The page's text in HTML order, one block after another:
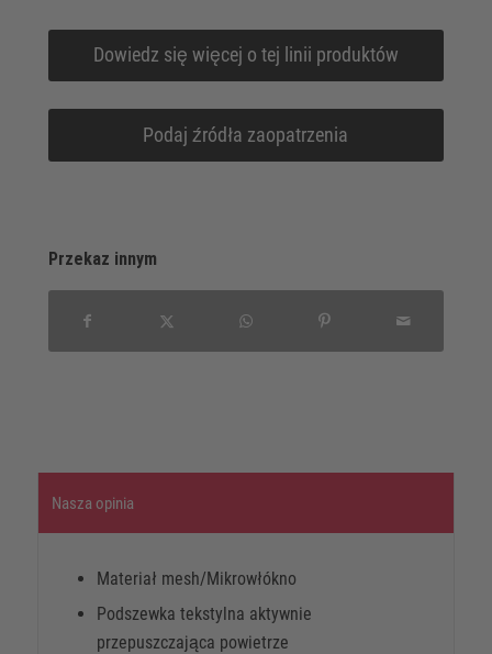
Dowiedz się więcej o tej linii produktów
Podaj źródła zaopatrzenia
Przekaz innym
Nasza opinia
Materiał mesh/Mikrowłókno
Podszewka tekstylna aktywnie
przepuszczająca powietrze